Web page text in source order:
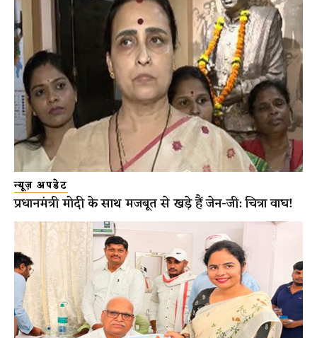
न्यूज़ अपडेट
प्रधानमंत्री मोदी के साथ मजबूत से खड़े हैं जेन-जी: चित्रा वाघ!